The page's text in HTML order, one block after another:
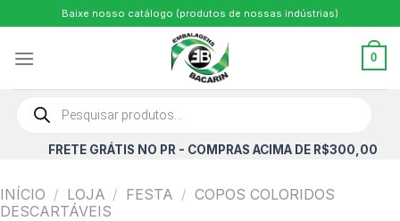
to
content
Baixe nosso catálogo (produtos de nossas indústrias)
0
produtos
FRETE GRÁTIS NO PR - COMPRAS ACIMA DE R$300,00
INÍCIO / LOJA / FESTA / COPOS COLORIDOS
DESCARTÁVEIS